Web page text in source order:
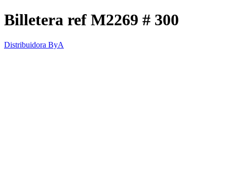
Billetera ref M2269 # 300
Distribuidora ByA